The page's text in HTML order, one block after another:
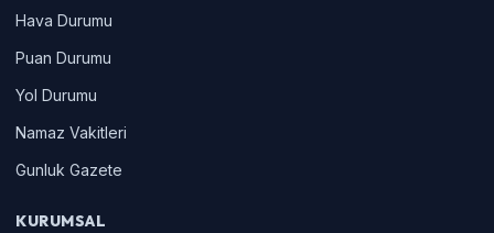
Hava Durumu
Puan Durumu
Yol Durumu
Namaz Vakitleri
Gunluk Gazete
KURUMSAL